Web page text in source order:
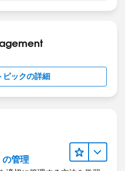
ピックの詳細
管理